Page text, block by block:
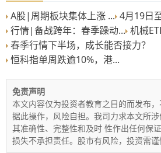
A股|周期板块集体上涨 ... 4月19日
行情|备战跨年：春季躁动... 机械
春季行情下半场，成长能否接力？
恒科指单周跌逾10%，港...
免责声明
本文内容仅为投资者教育之目的而发布
据此操作，风险自担。我司力求本文所
其准确性、完整性和及时 性作出任何保
损失不承担责任。股市有风险，投资需谨